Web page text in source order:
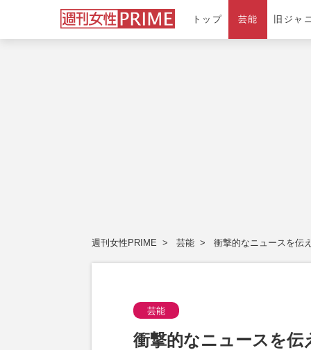
トップ 芸能 旧ジャ
週刊女性PRIME 芸能 衝撃的なニュースを伝
芸能
衝撃的なニュースを